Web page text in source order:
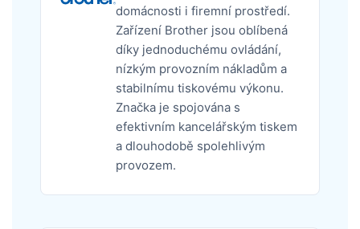
domácnosti i firemní prostředí.
Zařízení Brother jsou oblíbená
díky jednoduchému ovládání,
nízkým provozním nákladům a
stabilnímu tiskovému výkonu.
Značka je spojována s
efektivním kancelářským tiskem
a dlouhodobě spolehlivým
provozem.